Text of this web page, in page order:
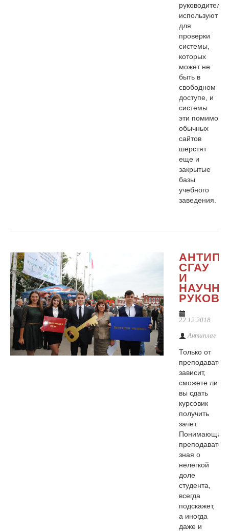
руководители
используют
для
проверки
системы,
которых
может не
быть в
свободном
доступе, и
системы
эти помимо
обычных
сайтов
шерстят
еще и
закрытые
базы
учебного
заведения.
СГАУ
И
22.12.2018
Антиплаг
Только от
зависит,
сможете ли
вы сдать
курсовик
получить
зачет.
Понимающий
зная о
нелегкой
доле
студента,
всегда
подскажет,
а иногда
даже и